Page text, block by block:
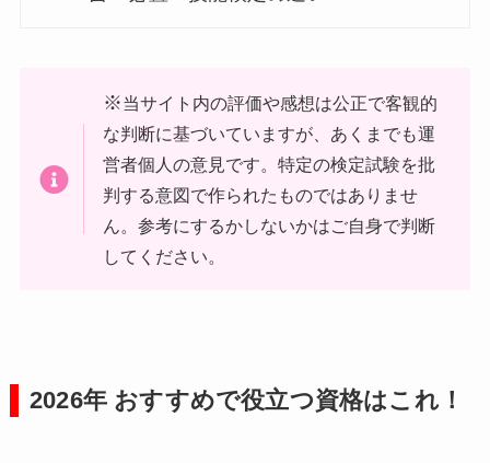
※当サイト内の評価や感想は公正で客観的
な判断に基づいていますが、あくまでも運
営者個人の意見です。特定の検定試験を批
判する意図で作られたものではありませ
ん。参考にするかしないかはご自身で判断
してください。
2026年 おすすめで役立つ資格はこれ！